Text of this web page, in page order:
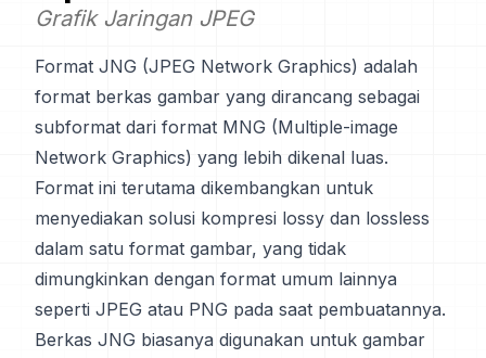
Grafik Jaringan JPEG
Format JNG (JPEG Network Graphics) adalah
format berkas gambar yang dirancang sebagai
subformat dari format MNG (Multiple-image
Network Graphics) yang lebih dikenal luas.
Format ini terutama dikembangkan untuk
menyediakan solusi kompresi lossy dan lossless
dalam satu format gambar, yang tidak
dimungkinkan dengan format umum lainnya
seperti JPEG atau PNG pada saat pembuatannya.
Berkas JNG biasanya digunakan untuk gambar